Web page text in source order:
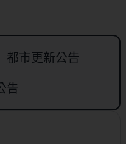
都市更新公告
告